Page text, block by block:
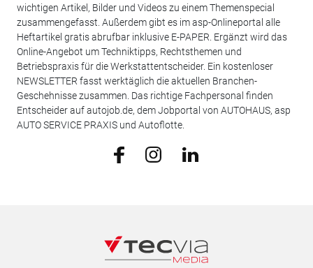
wichtigen Artikel, Bilder und Videos zu einem Themenspecial
zusammengefasst. Außerdem gibt es im asp-Onlineportal alle
Heftartikel gratis abrufbar inklusive E-PAPER. Ergänzt wird das
Online-Angebot um Techniktipps, Rechtsthemen und
Betriebspraxis für die Werkstattentscheider. Ein kostenloser
NEWSLETTER fasst werktäglich die aktuellen Branchen-
Geschehnisse zusammen. Das richtige Fachpersonal finden
Entscheider auf autojob.de, dem Jobportal von AUTOHAUS, asp
AUTO SERVICE PRAXIS und Autoflotte.